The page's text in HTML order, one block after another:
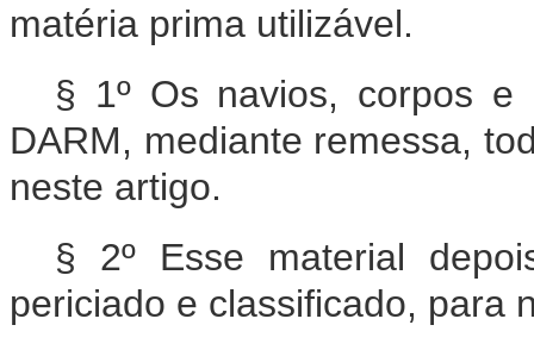
matéria prima utilizável.
§ 1º Os navios, corpos e
DARM, mediante remessa,
neste artigo.
§ 2º Esse material
periciado e classificado, para